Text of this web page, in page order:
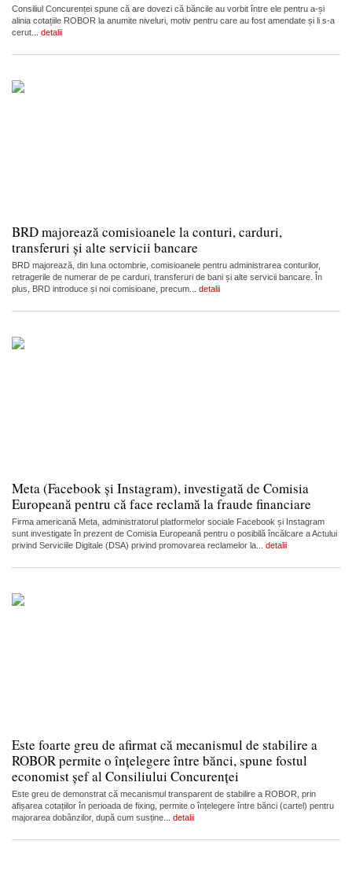
Consiliul Concurenței spune că are dovezi că băncile au vorbit între ele pentru a-și
alinia cotațiile ROBOR la anumite niveluri, motiv pentru care au fost amendate și li s-a
cerut... detalii
BRD majorează comisioanele la conturi, carduri,
transferuri și alte servicii bancare
BRD majorează, din luna octombrie, comisioanele pentru administrarea conturilor,
retragerile de numerar de pe carduri, transferuri de bani și alte servicii bancare. În
plus, BRD introduce și noi comisioane, precum... detalii
Meta (Facebook și Instagram), investigată de Comisia
Europeană pentru că face reclamă la fraude financiare
Firma americană Meta, administratorul platformelor sociale Facebook și Instagram
sunt investigate în prezent de Comisia Europeană pentru o posibilă încălcare a Actului
privind Serviciile Digitale (DSA) privind promovarea reclamelor la... detalii
Este foarte greu de afirmat că mecanismul de stabilire a
ROBOR permite o înțelegere între bănci, spune fostul
economist șef al Consiliului Concurenței
Este greu de demonstrat că mecanismul transparent de stabilire a ROBOR, prin
afișarea cotațiilor în perioada de fixing, permite o înțelegere între bănci (cartel) pentru
majorarea dobânzilor, după cum susține... detalii